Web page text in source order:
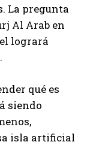
La pregunta
Al Arab en
logrará
qué es
siendo
isla artificial